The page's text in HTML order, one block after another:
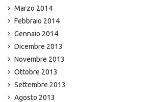
Marzo 2014
Febbraio 2014
Gennaio 2014
Dicembre 2013
Novembre 2013
Ottobre 2013
Settembre 2013
Agosto 2013